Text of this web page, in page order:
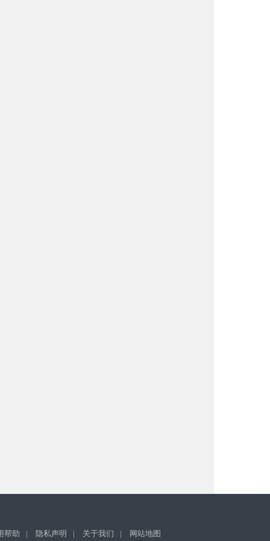
帮助 | 隐私声明 | 关于我们 | 网站地图